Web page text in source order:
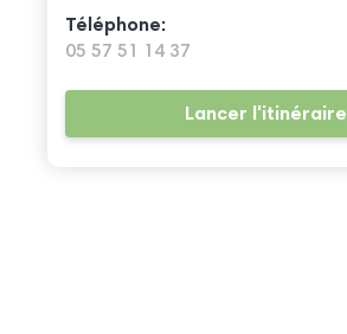
Téléphone:
05 57 51 14 37
Lancer l'itinéraire